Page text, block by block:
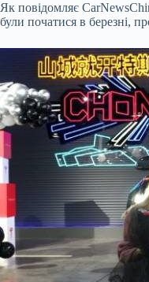
Як повідомляє
були початися в березні,